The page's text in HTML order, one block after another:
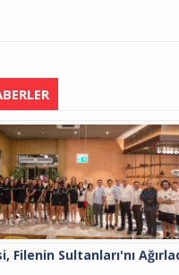
Filenin Sultanları'nı